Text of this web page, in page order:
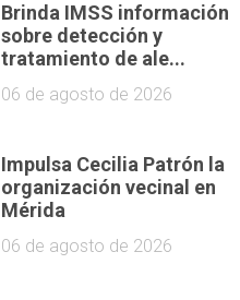
Brinda IMSS información
sobre detección y
tratamiento de ale...
06 de agosto de 2026
Impulsa Cecilia Patrón la
organización vecinal en
Mérida
06 de agosto de 2026